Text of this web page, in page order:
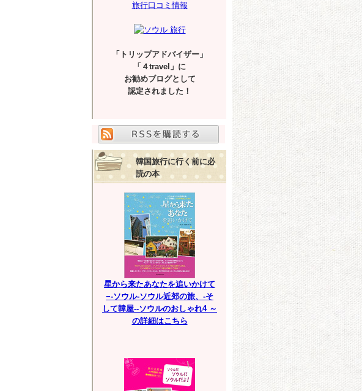
旅行口コミ情報
「トリップアドバイザー」
「４travel」に
お勧めブログとして
認定されました！
韓国旅行に行く前に必
読の本
星から来たあなたを追いかけて
−-ソウル-ソウル近郊の旅、-そ
して韓屋--ソウルのおしゃれ4 ～
の詳細はこちら